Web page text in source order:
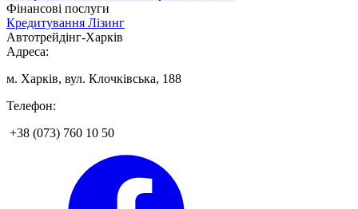
Фінансові послуги
Кредитування Лізинг
Автотрейдінг-Харків
Адреса:
м. Харків, вул. Клочківська, 188
Телефон:
+38 (073) 760 10 50